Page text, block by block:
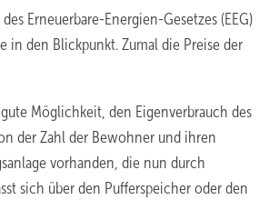
Erneuerbare-Energien-Gesetzes (EEG)
in den Blickpunkt. Zumal die Preise der
Möglichkeit, den Eigenverbrauch des
der Zahl der Bewohner und ihren
vorhanden, die nun durch
sich über den Pufferspeicher oder den